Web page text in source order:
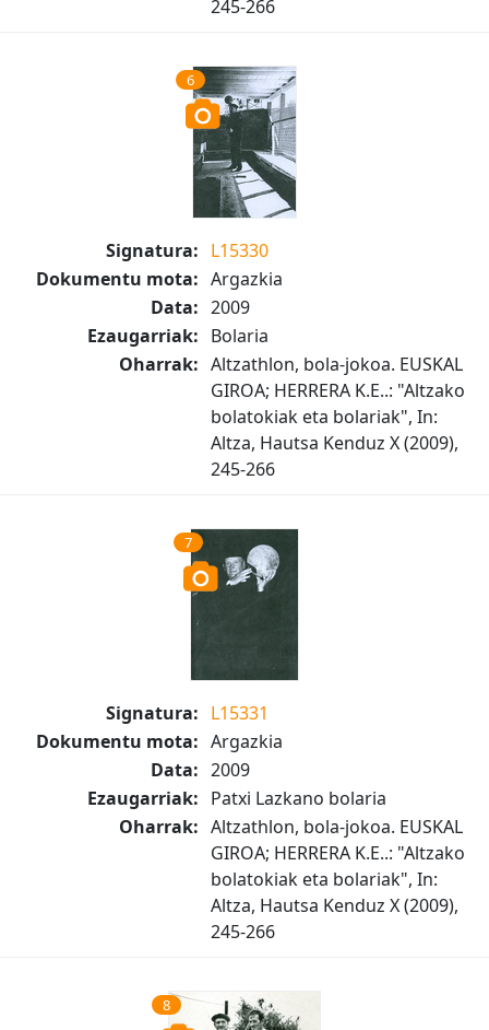
245-266
6
Signatura: L15330
Dokumentu mota: Argazkia
Data: 2009
Ezaugarriak: Bolaria
Oharrak: Altzathlon, bola-jokoa. EUSKAL
GIROA; HERRERA K.E..: "Altzako
bolatokiak eta bolariak", In:
Altza, Hautsa Kenduz X (2009),
245-266
7
Signatura: L15331
Dokumentu mota: Argazkia
Data: 2009
Ezaugarriak: Patxi Lazkano bolaria
Oharrak: Altzathlon, bola-jokoa. EUSKAL
GIROA; HERRERA K.E..: "Altzako
bolatokiak eta bolariak", In:
Altza, Hautsa Kenduz X (2009),
245-266
8